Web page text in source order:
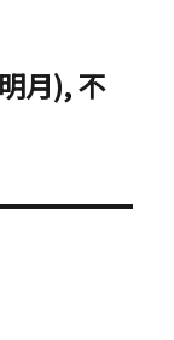
月), 不